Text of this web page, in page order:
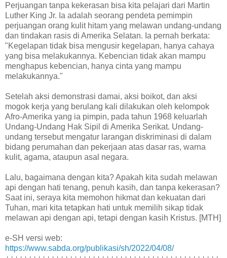
Perjuangan tanpa kekerasan bisa kita pelajari dari Martin
Luther King Jr. Ia adalah seorang pendeta pemimpin
perjuangan orang kulit hitam yang melawan undang-undang
dan tindakan rasis di Amerika Selatan. Ia pernah berkata:
"Kegelapan tidak bisa mengusir kegelapan, hanya cahaya
yang bisa melakukannya. Kebencian tidak akan mampu
menghapus kebencian, hanya cinta yang mampu
melakukannya."
Setelah aksi demonstrasi damai, aksi boikot, dan aksi
mogok kerja yang berulang kali dilakukan oleh kelompok
Afro-Amerika yang ia pimpin, pada tahun 1968 keluarlah
Undang-Undang Hak Sipil di Amerika Serikat. Undang-
undang tersebut mengatur larangan diskriminasi di dalam
bidang perumahan dan pekerjaan atas dasar ras, warna
kulit, agama, ataupun asal negara.
Lalu, bagaimana dengan kita? Apakah kita sudah melawan
api dengan hati tenang, penuh kasih, dan tanpa kekerasan?
Saat ini, seraya kita memohon hikmat dan kekuatan dari
Tuhan, mari kita tetapkan hati untuk memilih sikap tidak
melawan api dengan api, tetapi dengan kasih Kristus. [MTH]
e-SH versi web:
https://www.sabda.org/publikasi/sh/2022/04/08/